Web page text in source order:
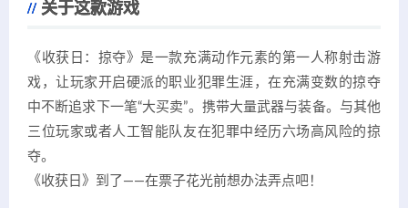
关于这款游戏
《收获日：掠夺》是一款充满动作元素的第一人称射击游
戏，让玩家开启硬派的职业犯罪生涯，在充满变数的掠夺
中不断追求下一笔“大买卖”。携带大量武器与装备。与其他
三位玩家或者人工智能队友在犯罪中经历六场高风险的掠
夺。
《收获日》到了——在票子花光前想办法弄点吧！